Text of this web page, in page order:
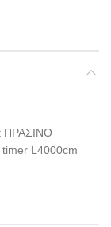
ΠΡΑΣΙΝΟ
L4000cm